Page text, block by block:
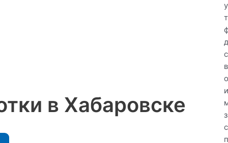
в Хабаровске